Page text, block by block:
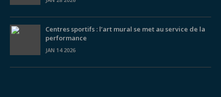
Centres sportifs : l’art mural se met au service de la
performance
JAN 14 2026